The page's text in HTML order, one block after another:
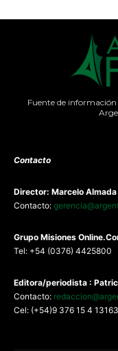
Fuente de
Contacto
Director: Marcelo Almada
Contacto:
Grupo Misiones
Tel: +54 (0376) 4425800
Editora/periodista :
Contacto:
Cel: (+54)9 376 15 4